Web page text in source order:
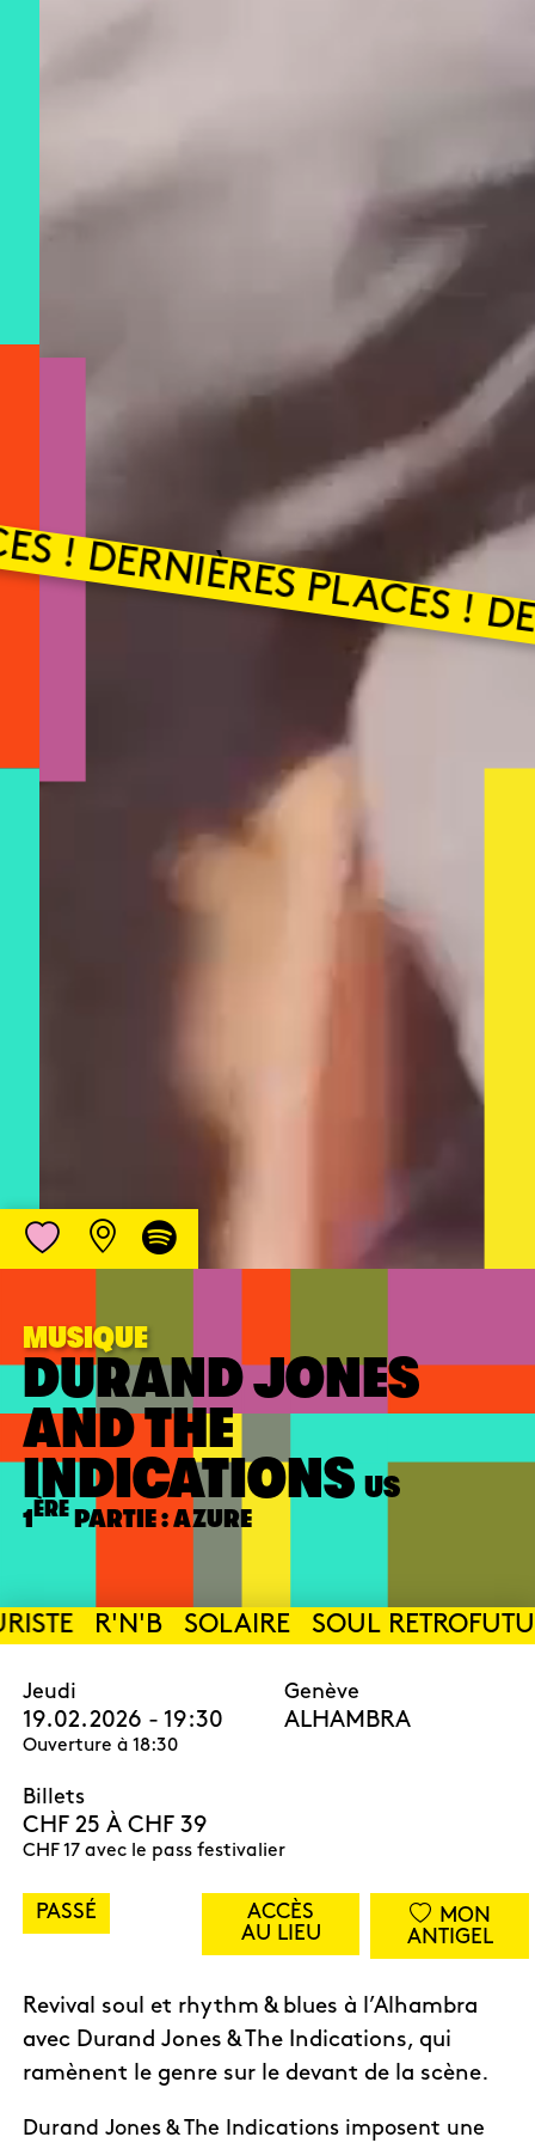
PLACES !
MUSIQUE
DURAND JONES
AND THE
INDICATIONS US
1 ÈREPARTIE : AZURE
R'N'B SOLAIRE SOUL
Jeudi
19.02.2026 - 19:30
Ouverture à 18:30
Genève
ALHAMBRA
Billets
CHF 25 À CHF 39
CHF 17 avec le pass festivalier
PASSÉ
ACCÈS
AU LIEU
MON
ANTIGEL
Revival soul et rhythm & blues à l’Alhambra
avec Durand Jones & The Indications, qui
ramènent le genre sur le devant de la scène.
Durand Jones & The Indications imposent une